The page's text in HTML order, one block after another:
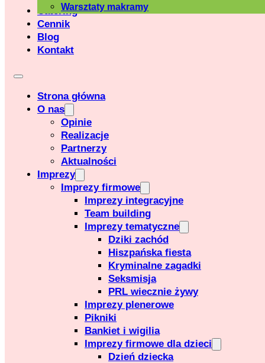
Warsztaty makramy
Catering
Cennik
Blog
Kontakt
Strona główna
O nas
Opinie
Realizacje
Partnerzy
Aktualności
Imprezy
Imprezy firmowe
Imprezy integracyjne
Team building
Imprezy tematyczne
Dziki zachód
Hiszpańska fiesta
Kryminalne zagadki
Seksmisja
PRL wiecznie żywy
Imprezy plenerowe
Pikniki
Bankiet i wigilia
Imprezy firmowe dla dzieci
Dzień dziecka